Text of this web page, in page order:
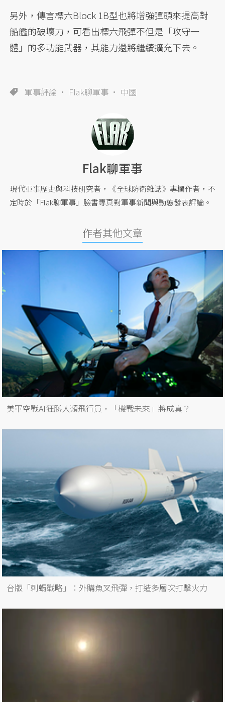
另外，傳言標六Block 1B型也將增強彈頭來提高對
船艦的破壞力，可看出標六飛彈不但是「攻守一
體」的多功能武器，其能力還將繼續擴充下去。
軍事評論 Flak聊軍事 中國
Flak聊軍事
現代軍事歷史與科技研究者，《全球防衛雜誌》專欄作者，不
定時於「Flak聊軍事」臉書專頁對軍事新聞與動態發表評論。
作者其他文章
美軍空戰AI狂勝人類飛行員，「機戰未來」將成真？
台版「刺蝟戰略」：外購魚叉飛彈，打造多層次打擊火力